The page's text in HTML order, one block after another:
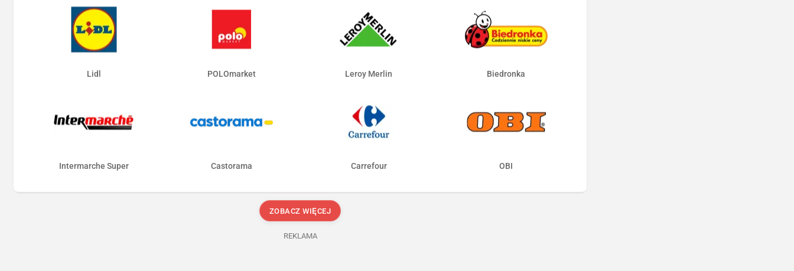
Lidl POLOmarket Leroy Merlin Biedronka
Intermarche Super Castorama Carrefour OBI
ZOBACZ WIĘCEJ
REKLAMA